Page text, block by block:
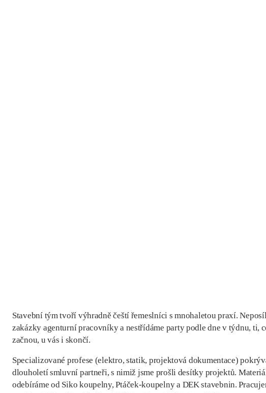
Stavební tým tvoří výhradně čeští řemeslníci s mnohaletou praxí.
zakázky agenturní pracovníky a nestřídáme party podle dne v týdnu, ti,
začnou, u vás i skončí.
Specializované profese (elektro, statik, projektová dokumentace)
dlouholetí smluvní partneři, s nimiž jsme prošli desítky projektů.
odebíráme od Siko koupelny, Ptáček-koupelny a DEK stavebnin.